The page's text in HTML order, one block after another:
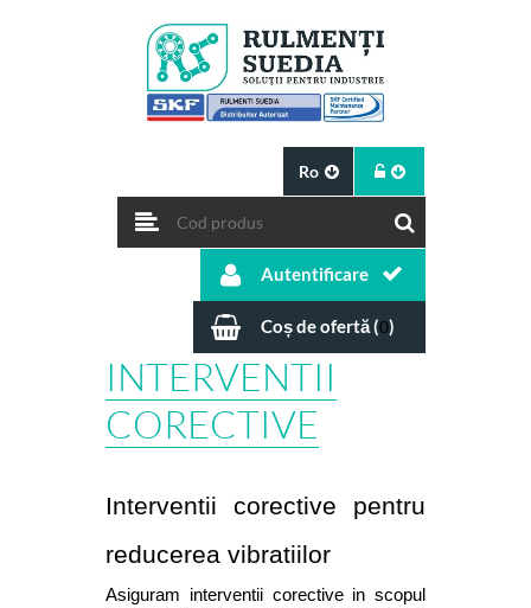
Ro
Autentificare
Coș de ofertă (0)
INTERVENTII
CORECTIVE
Interventii corective pentru
reducerea vibratiilor
Asiguram interventii corective in scopul